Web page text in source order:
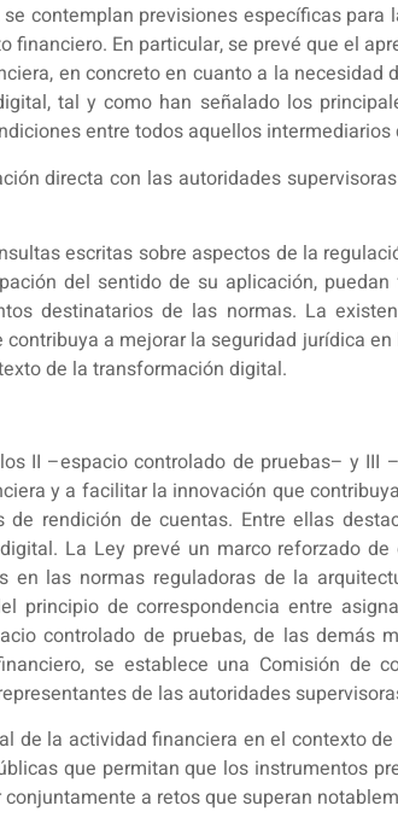
contemplan previsiones específicas
En particular, se prevé que el
en concreto en cuanto a la
tal y como han señalado los
entre todos aquellos
directa con las autoridades
escritas sobre aspectos de la
del sentido de su aplicación,
destinatarios de las normas. La
a mejorar la seguridad jurídica
de la transformación digital.
II –espacio controlado de pruebas– y III
y a facilitar la innovación que
rendición de cuentas. Entre ellas
La Ley prevé un marco reforzado
en las normas reguladoras de la
principio de correspondencia entre
controlado de pruebas, de las demás
se establece una Comisión de
de las autoridades
de la actividad financiera en el contexto
que permitan que los instrumentos
a retos que superan